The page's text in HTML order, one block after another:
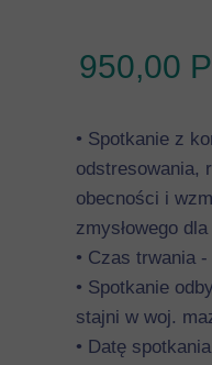
• Spotkanie z
odstresowania,
obecności i
zmysłowego
• Czas trwania -
• Spotkanie
stajni w woj.
• Datę
950,00